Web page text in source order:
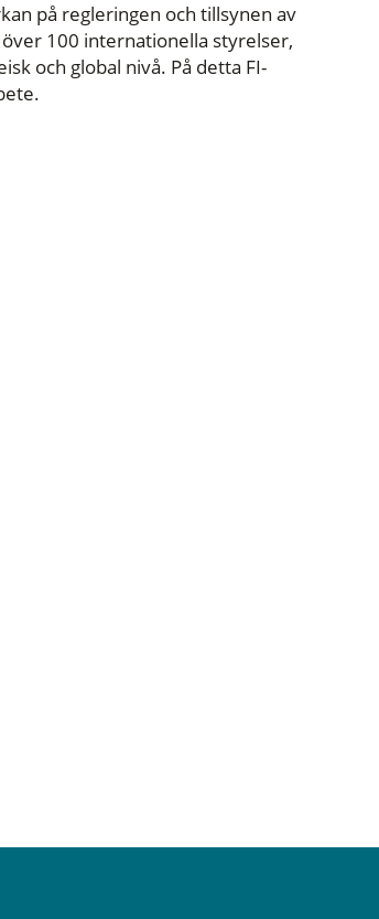
på regleringen och tillsynen av
100 internationella styrelser,
och global nivå. På detta FI-